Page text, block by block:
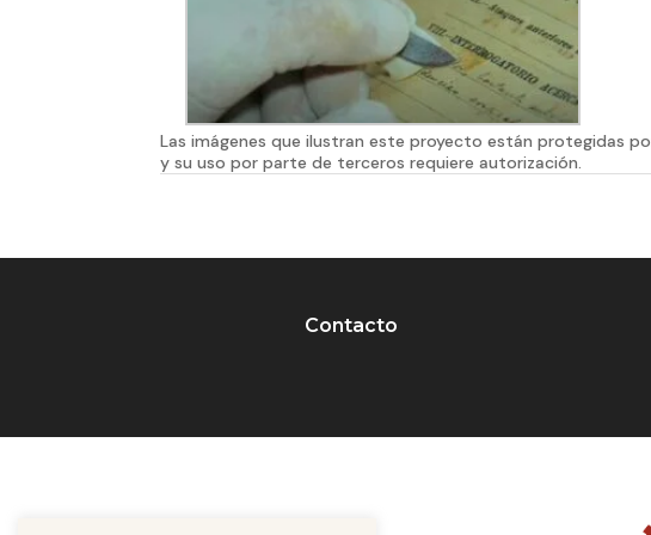
Las imágenes que ilustran este proyecto están protegidas
y su uso por parte de terceros requiere autorización.
Contacto